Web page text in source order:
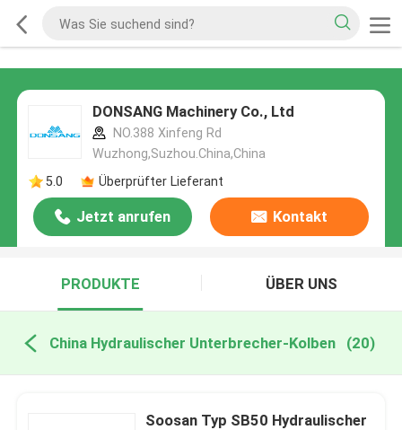
DONSANG Machinery Co., Ltd
NO.388 Xinfeng Rd
Wuzhong,Suzhou.China,China
5.0
Überprüfter Lieferant
Jetzt anrufen Kontakt
PRODUKTE ÜBER UNS
China Hydraulischer Unterbrecher-Kolben (20)
Soosan Typ SB50 Hydraulischer